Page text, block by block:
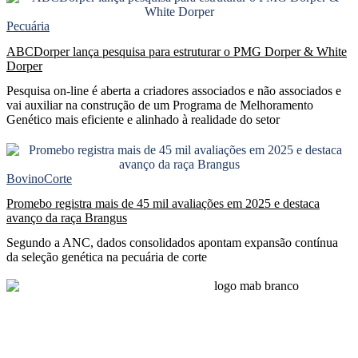
Pecuária
ABCDorper lança pesquisa para estruturar o PMG Dorper & White
Dorper
Pesquisa on-line é aberta a criadores associados e não associados e
vai auxiliar na construção de um Programa de Melhoramento
Genético mais eficiente e alinhado à realidade do setor
BovinoCorte
Promebo registra mais de 45 mil avaliações em 2025 e destaca
avanço da raça Brangus
Segundo a ANC, dados consolidados apontam expansão contínua
da seleção genética na pecuária de corte